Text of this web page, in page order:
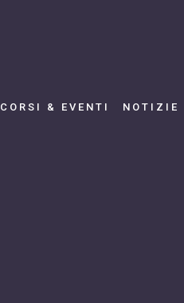
CORSI & EVENTI NOTIZIE